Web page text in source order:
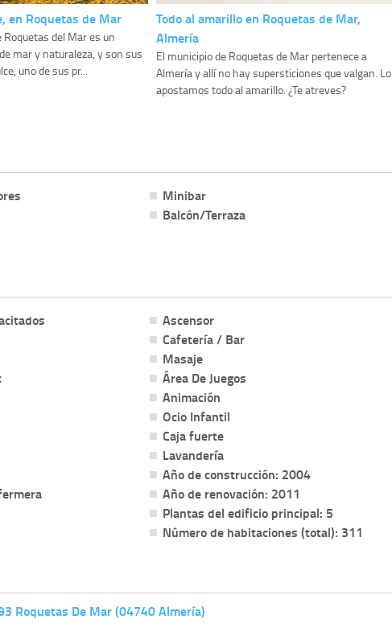
en Roquetas de Mar
del Mar es un
mar y naturaleza, y son sus
uno de sus pr...
Todo al amarillo en Roquetas de Mar,
Almería
El municipio de Roquetas de Mar pertenece a
Almería y allí no hay supersticiones que valgan. Lo
apostamos todo al amarillo. ¿Te atreves?
Minibar
Balcón/Terraza
Ascensor
Cafetería / Bar
Masaje
Área De Juegos
Animación
Ocio Infantil
Caja fuerte
Lavandería
Año de construcción: 2004
Año de renovación: 2011
Plantas del edificio principal: 5
Número de habitaciones (total): 311
Roquetas De Mar (04740 Almería)